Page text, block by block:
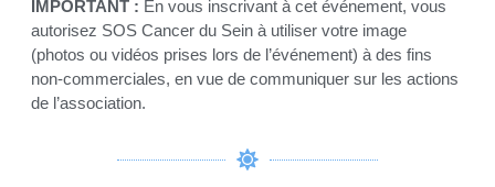
IMPORTANT : En vous inscrivant à cet événement, vous
autorisez SOS Cancer du Sein à utiliser votre image
(photos ou vidéos prises lors de l’événement) à des fins
non-commerciales, en vue de communiquer sur les actions
de l’association.